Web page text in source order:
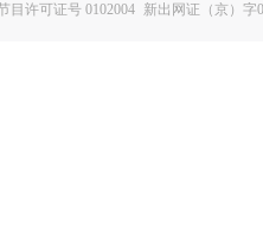
目许可证号 0102004 新出网证（京）